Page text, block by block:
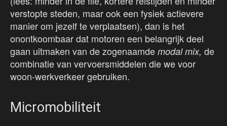
verstopte steden, maar ook een fysiek actievere
manier om jezelf te verplaatsen), dan is het
onontkoombaar dat motoren een belangrijk deel
gaan uitmaken van de zogenaamde modal mix, de
combinatie van vervoersmiddelen die we voor
woon-werkverkeer gebruiken.
Micromobiliteit